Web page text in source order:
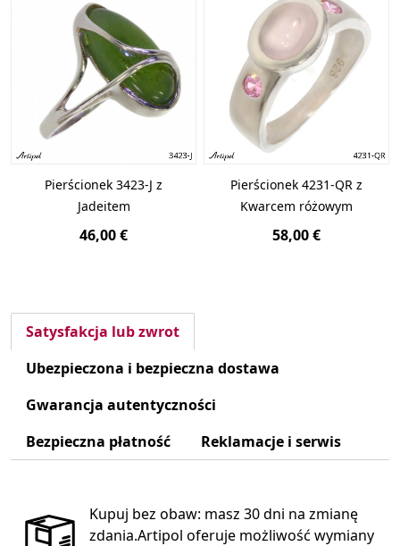
Pierścionek 3423-J z
Jadeitem
46,00 €
Pierścionek 4231-QR z
Kwarcem różowym
58,00 €
Satysfakcja lub zwrot
Ubezpieczona i bezpieczna dostawa
Gwarancja autentyczności
Bezpieczna płatność
Reklamacje i serwis
Kupuj bez obaw: masz 30 dni na zmianę
zdania.Artipol oferuje możliwość wymiany